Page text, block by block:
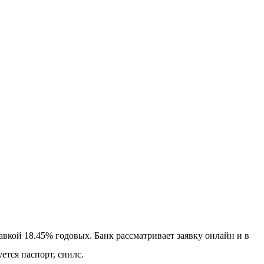
18.45% годовых. Банк рассматривает заявку онлайн и в
паспорт, снилс.